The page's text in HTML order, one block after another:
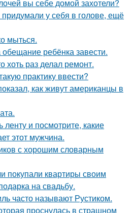
вы себе домой захотели?
у себя в голове, ещё
мыться.
обещание ребёнка завести.
хоть раз делал ремонт.
практику ввести?
как живут американцы в
ленту и посмотрите, какие
этот мужчина.
с хорошим словарным
покупали квартиры своим
на свадьбу.
часто называют Рустиком.
проснулась в страшном